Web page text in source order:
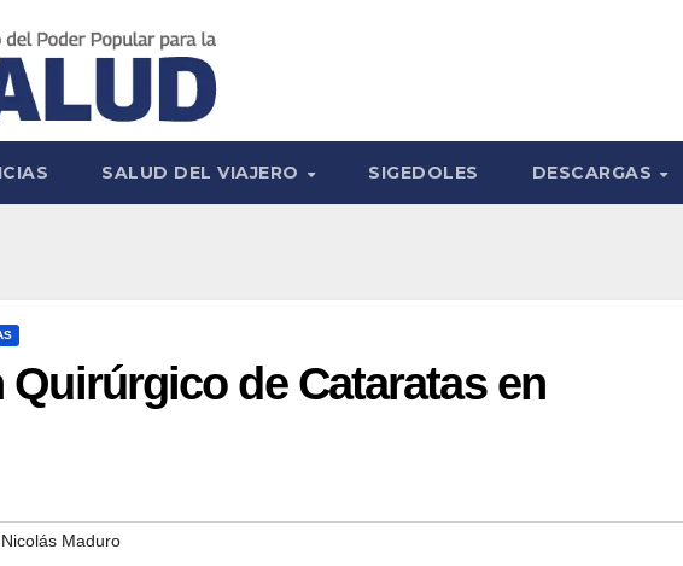
SALUD DEL VIAJERO SIGEDOLES DESCARGAS
de Cataratas en
Maduro